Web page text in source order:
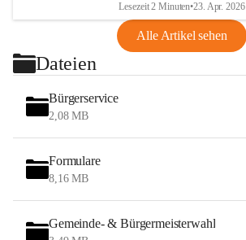
Lesezeit 2 Minuten•23. Apr. 2026
Alle Artikel sehen
Dateien
Bürgerservice
2,08 MB
Formulare
8,16 MB
Gemeinde- & Bürgermeisterwahl